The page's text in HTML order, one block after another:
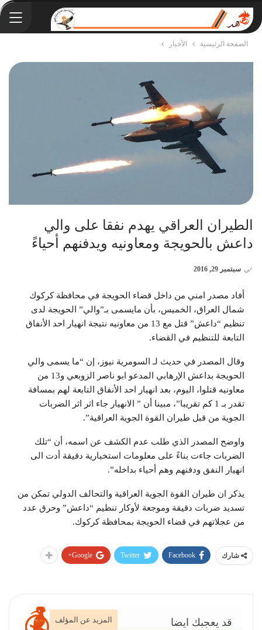
الصفحة الرئيسية الأخبار
الطيران العراقي يهدم نفقا على والي
داعش بالحويجة ومعاونيه ويدفنهم أحياءً
في سبتمبر 29, 2016
أفاد مصدر امني من داخل قضاء الحويجة في محافظة كركوك
شمال العراق، الخميس، بأن مايسمى بـ”والي” الحويجة لدى
تنظيم “داعش” قتل مع 13 من معاونيه نتيجة انهيار احد الأنفاق
التابعة للتنظيم في القضاء.
وقال المصدر في حديث لـ السومرية نيوز، إن “ما يسمى والي
الحويجة بداعش الإرهابي المدعو ابو ناصر الزوبعي و13 من
معاونيه قتلوا، اليوم، بعد انهيار احد الأنفاق التابعة لهم بمسافة
تقدر بـ 1 كم تقريبا”، مبينا أن ” الانهيار جاء اثر اثر الضربات
الجوية من قبل طيران القوة الجوية العراقية”.
واوضح المصدر الذي طلب عدم الكشف عن اسمه، أن “تلك
الضربات جاءت بناءً على معلومات استخبارية دقيقة أدت الى
انهيار النفق ودفنهم وهم أحياء بداخله”.
يذكر ان طيران القوة الجوية العراقية والتحالف الدولي تمكن من
تسديد ضربات دقيقة وموجعة لأوكار تنظيم “داعش” وحرق عدد
من عجلاتهم في قضاء الحويجة بمحافظة كركوك.
شارك Facebook
Twitter
Google+
قد يعجبك ايضا المزيد عن المؤلف